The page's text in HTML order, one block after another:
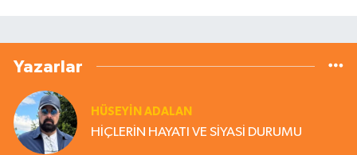
Yazarlar
HÜSEYIN ADALAN
HİÇLERİN HAYATI VE SİYASİ DURUMU